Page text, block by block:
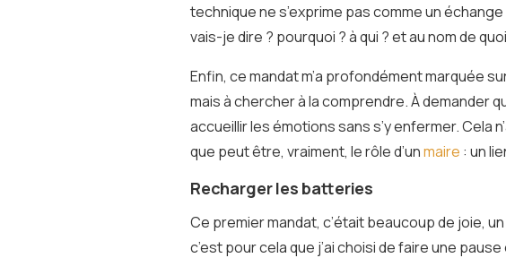
technique ne s’exprime pas comme un
vais-je dire ? pourquoi ? à qui ? et au nom de
Enfin, ce mandat m’a profondément marquée
mais à chercher à la comprendre. À demander
accueillir les émotions sans s’y enfermer. Cela
que peut être, vraiment, le rôle d’unmaire : un
Recharger les batteries
Ce premier mandat, c’était beaucoup de joie,
c’est pour cela que j’ai choisi de faire une